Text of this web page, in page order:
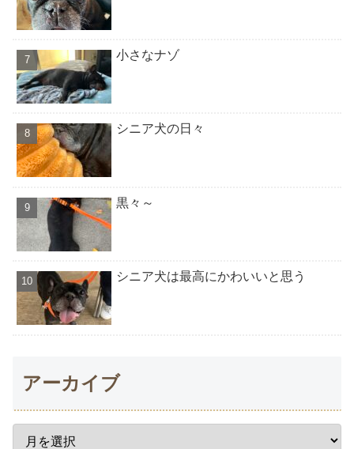
小さなナゾ
シニア犬の日々
黒々～
シニア犬は最高にかわいいと思う
アーカイブ